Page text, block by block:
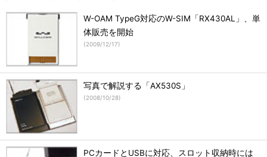
W-OAM TypeG対応のW-SIM「RX430AL」、単
体販売を開始
(2009/12/17)
写真で解説する「AX530S」
(2008/10/28)
PCカードとUSBに対応、スロット収納時には